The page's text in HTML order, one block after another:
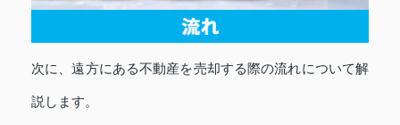
次に、遠方にある不動産を売却する際の流れについて解
説します。